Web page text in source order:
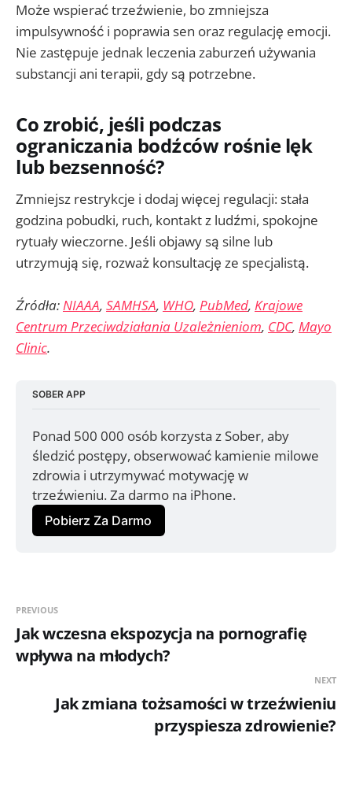
Może wspierać trzeźwienie, bo zmniejsza
impulsywność i poprawia sen oraz regulację emocji.
Nie zastępuje jednak leczenia zaburzeń używania
substancji ani terapii, gdy są potrzebne.
Co zrobić, jeśli podczas
ograniczania bodźców rośnie lęk
lub bezsenność?
Zmniejsz restrykcje i dodaj więcej regulacji: stała
godzina pobudki, ruch, kontakt z ludźmi, spokojne
rytuały wieczorne. Jeśli objawy są silne lub
utrzymują się, rozważ konsultację ze specjalistą.
Źródła:NIAAA, SAMHSA, WHO, PubMed, Krajowe
Centrum Przeciwdziałania Uzależnieniom, CDC, Mayo
Clinic.
SOBER APP
Ponad 500 000 osób korzysta z Sober, aby
śledzić postępy, obserwować kamienie milowe
zdrowia i utrzymywać motywację w
trzeźwieniu. Za darmo na iPhone.
Pobierz Za Darmo
PREVIOUS
Jak wczesna ekspozycja na pornografię
wpływa na młodych?
NEXT
Jak zmiana tożsamości w trzeźwieniu
przyspiesza zdrowienie?